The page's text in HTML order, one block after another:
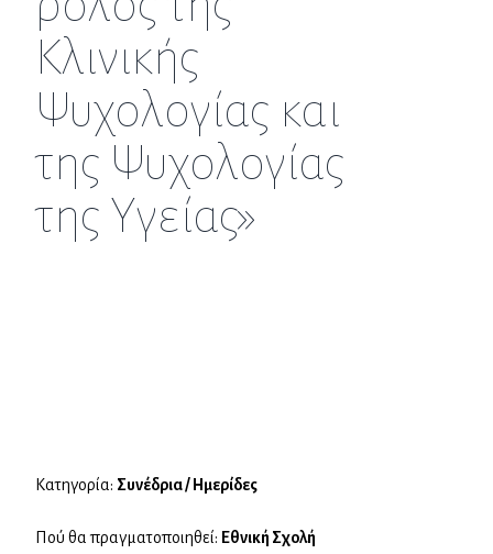
Κλινικής
Ψυχολογίας και
της Ψυχολογίας
της Υγείας»
Κατηγορία: Συνέδρια / Ημερίδες
Πού θα πραγματοποιηθεί: Εθνική Σχολή